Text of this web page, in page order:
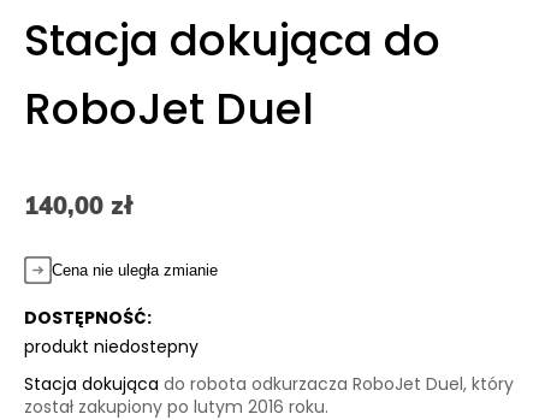
Stacja dokująca do
RoboJet Duel
140,00 zł
Cena nie uległa zmianie
DOSTĘPNOŚĆ:
produkt niedostepny
Stacja dokująca do robota odkurzacza RoboJet Duel, który
został zakupiony po lutym 2016 roku.